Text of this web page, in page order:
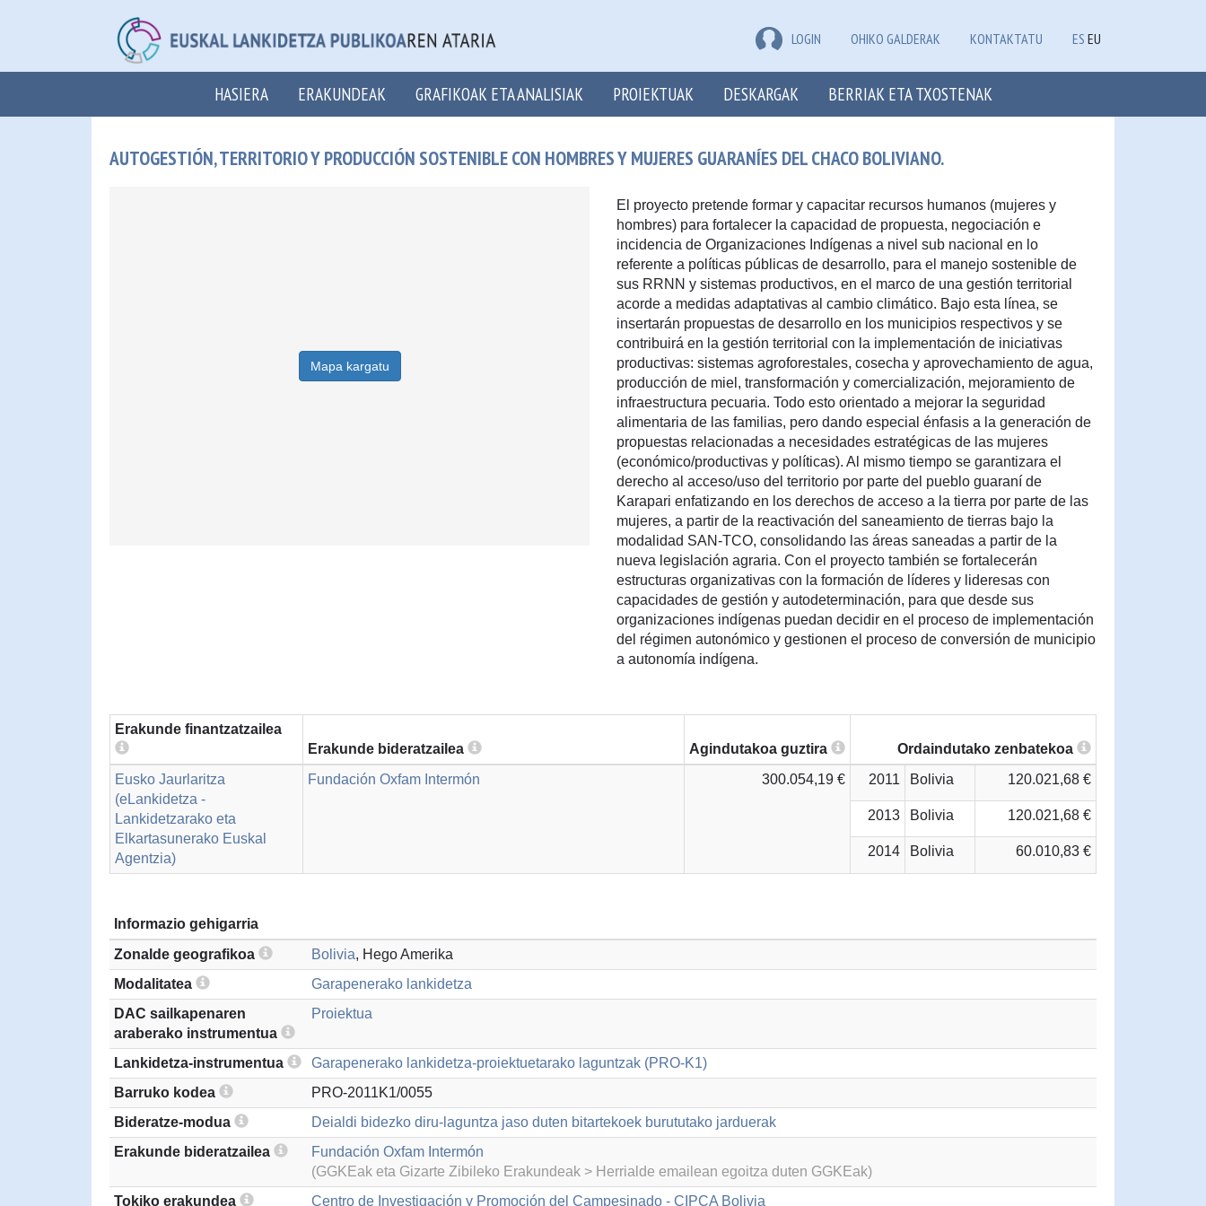
LOGIN OHIKO GALDERAK KONTAKTATU ES EU
HASIERA ERAKUNDEAK GRAFIKOAK ETA ANALISIAK PROIEKTUAK DESKARGAK BERRIAK ETA TXOSTENAK
AUTOGESTIÓN, TERRITORIO Y PRODUCCIÓN SOSTENIBLE CON HOMBRES Y MUJERES GUARANÍES DEL CHACO BOLIVIANO.
Mapa kargatu
El proyecto pretende formar y capacitar recursos humanos (mujeres y
hombres) para fortalecer la capacidad de propuesta, negociación e
incidencia de Organizaciones Indígenas a nivel sub nacional en lo
referente a políticas públicas de desarrollo, para el manejo sostenible de
sus RRNN y sistemas productivos, en el marco de una gestión territorial
acorde a medidas adaptativas al cambio climático. Bajo esta línea, se
insertarán propuestas de desarrollo en los municipios respectivos y se
contribuirá en la gestión territorial con la implementación de iniciativas
productivas: sistemas agroforestales, cosecha y aprovechamiento de agua,
producción de miel, transformación y comercialización, mejoramiento de
infraestructura pecuaria. Todo esto orientado a mejorar la seguridad
alimentaria de las familias, pero dando especial énfasis a la generación de
propuestas relacionadas a necesidades estratégicas de las mujeres
(económico/productivas y políticas). Al mismo tiempo se garantizara el
derecho al acceso/uso del territorio por parte del pueblo guaraní de
Karapari enfatizando en los derechos de acceso a la tierra por parte de las
mujeres, a partir de la reactivación del saneamiento de tierras bajo la
modalidad SAN-TCO, consolidando las áreas saneadas a partir de la
nueva legislación agraria. Con el proyecto también se fortalecerán
estructuras organizativas con la formación de líderes y lideresas con
capacidades de gestión y autodeterminación, para que desde sus
organizaciones indígenas puedan decidir en el proceso de implementación
del régimen autonómico y gestionen el proceso de conversión de municipio
a autonomía indígena.
Erakunde finantzatzailea
Erakunde bideratzailea
Agindutakoa guztira
Ordaindutako zenbatekoa
Eusko Jaurlaritza
(eLankidetza -
Lankidetzarako eta
Elkartasunerako Euskal
Agentzia)
Fundación Oxfam Intermón 300.054,19 € 2011 Bolivia 120.021,68 €
2013 Bolivia 120.021,68 €
2014 Bolivia 60.010,83 €
Informazio gehigarria
Zonalde geografikoa
Bolivia, Hego Amerika
Modalitatea
Garapenerako lankidetza
DAC sailkapenaren
araberako instrumentua
Proiektua
Lankidetza-instrumentua
Garapenerako lankidetza-proiektuetarako laguntzak (PRO-K1)
Barruko kodea
PRO-2011K1/0055
Bideratze-modua
Deialdi bidezko diru-laguntza jaso duten bitartekoek burututako jarduerak
Erakunde bideratzailea
Fundación Oxfam Intermón
(GGKEak eta Gizarte Zibileko Erakundeak > Herrialde emailean egoitza duten GGKEak)
Tokiko erakundea
Centro de Investigación y Promoción del Campesinado - CIPCA Bolivia